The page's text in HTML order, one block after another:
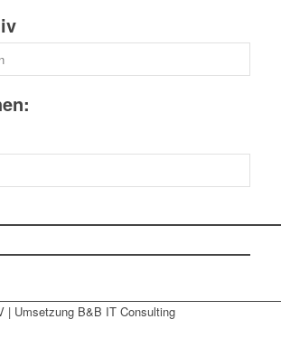
| Umsetzung B&B IT Consulting